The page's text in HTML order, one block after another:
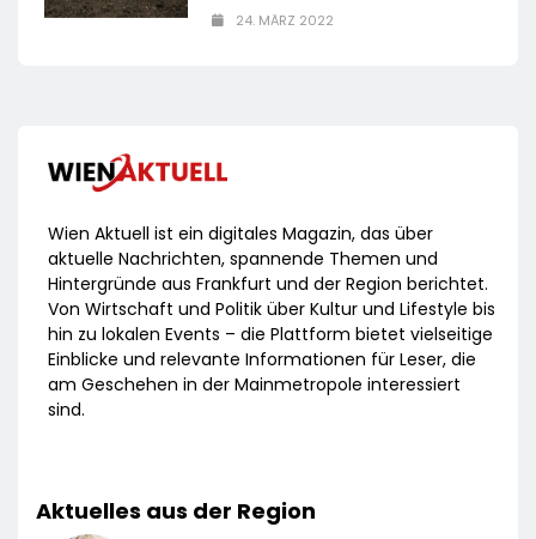
24. MÄRZ 2022
Wien Aktuell ist ein digitales Magazin, das über
aktuelle Nachrichten, spannende Themen und
Hintergründe aus Frankfurt und der Region berichtet.
Von Wirtschaft und Politik über Kultur und Lifestyle bis
hin zu lokalen Events – die Plattform bietet vielseitige
Einblicke und relevante Informationen für Leser, die
am Geschehen in der Mainmetropole interessiert
sind.
Aktuelles aus der Region